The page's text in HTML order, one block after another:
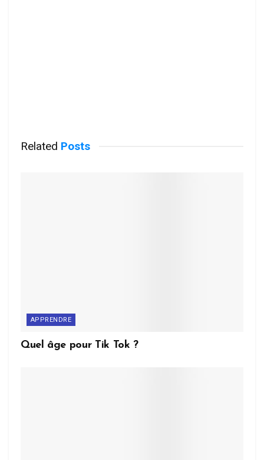
Related Posts
APPRENDRE
Quel âge pour Tik Tok ?